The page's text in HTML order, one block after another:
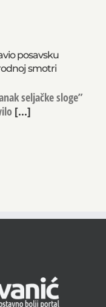
posavsku
smotri
seljačke sloge”
[...]